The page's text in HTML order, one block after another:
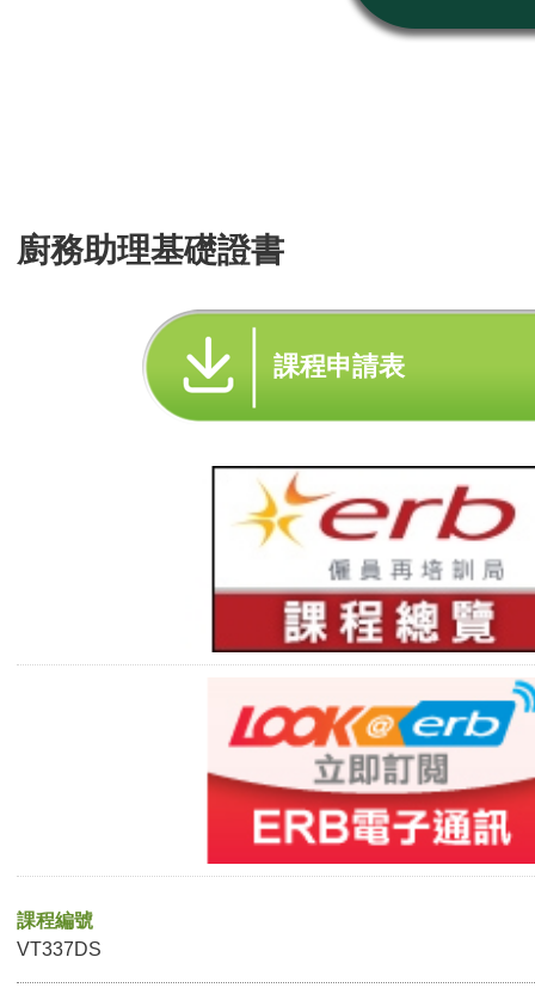
廚務助理基礎證書
課程申請表
課程編號
VT337DS